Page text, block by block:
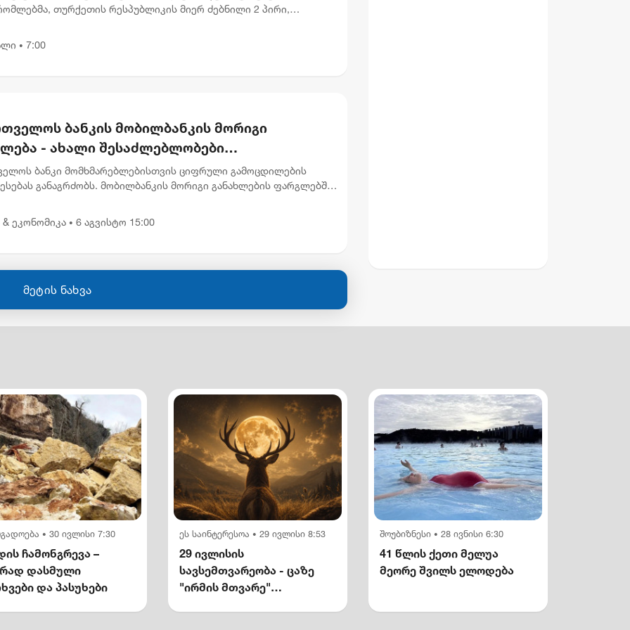
თურქეთის რესპუბლიკის მიერ ძებნილი 2 პირი,
შეძენა-შენახვა-...
• 7:00
ბანკის მობილბანკის მორიგი
- ახალი შესაძლებლობები
ბანკი მომხმარებლებისთვის ციფრული გამოცდილების
განაგრძობს. მობილბანკის მორიგი განახლების ფარგლებში
& ეკონომიკა • 6 აგვისტო 15:00
მეტის ნახვა
• 30 ივლისი 7:30
ჩამონგრევა –
დასმული
და პასუხები
ეს საინტერესოა • 29 ივლისი 8:53
29 ივლისის
სავსემთვარეობა - ცაზე
"ირმის მთვარე"
შოუბიზნესი • 28 ივნისი 6:30
41 წლის ქეთი მელუა
მეორე შვილს ელოდება